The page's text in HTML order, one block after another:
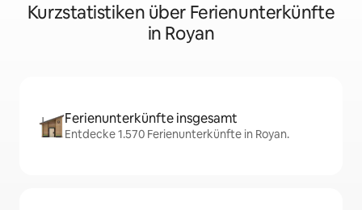
Kurzstatistiken über Ferienunterkünfte
in Royan
Ferienunterkünfte insgesamt
Entdecke 1.570 Ferienunterkünfte in Royan.